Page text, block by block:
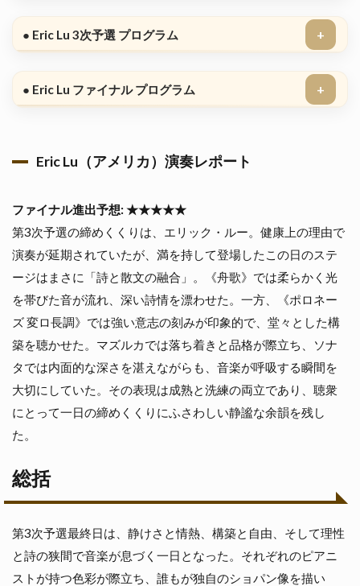
● Eric Lu 3次予選 プログラム
● Eric Lu ファイナル プログラム
Eric Lu（アメリカ）演奏レポート
ファイナル進出予想: ★★★★★
第3次予選の締めくくりは、エリック・ルー。健康上の理由で
演奏が延期されていたが、満を持して登場したこの日のステ
ージはまさに「詩と散文の融合」。《舟歌》では柔らかく光
を帯びた音が流れ、深い詩情を漂わせた。一方、《ポロネー
ズ 変ロ長調》では強い意志の刻みが印象的で、堂々とした構
築を聴かせた。マズルカでは落ち着きと品格が際立ち、ソナ
タでは内面的な深さを湛えながらも、音楽が呼吸する瞬間を
大切にしていた。その表現は成熟と洗練の両立であり、聴衆
にとって一日の締めくくりにふさわしい静謐な余韻を残し
た。
総括
第3次予選最終日は、静けさと情熱、構築と自由、そして理性
と詩の狭間で音楽が息づく一日となった。それぞれのピアニ
ストが持つ色彩が際立ち、誰もが独自のショパン像を描い